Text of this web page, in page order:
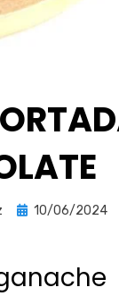
Publicada
10/06/2024